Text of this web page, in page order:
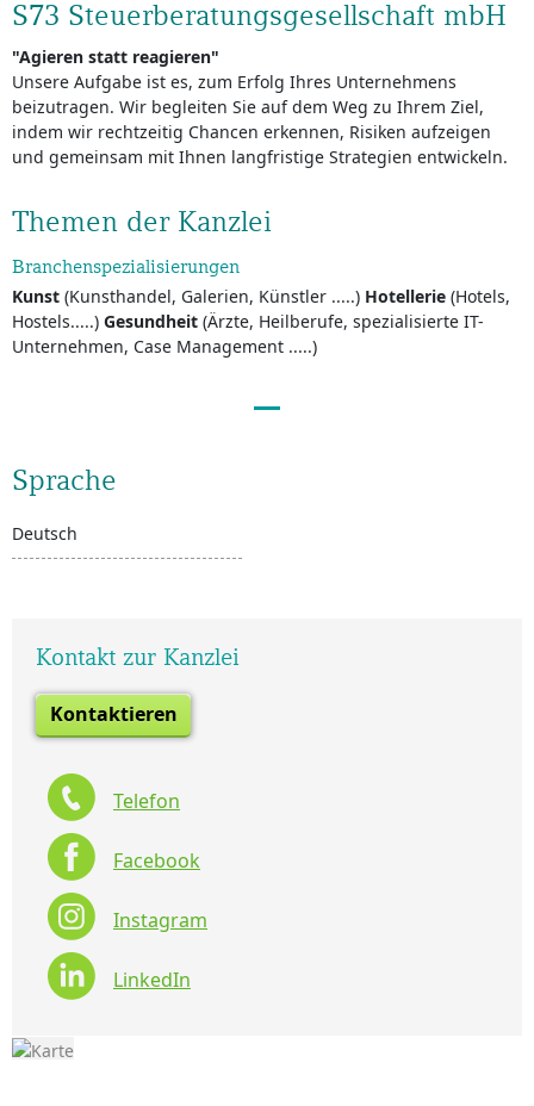
S73 Steuerberatungsgesellschaft mbH
"Agieren statt reagieren"
Unsere Aufgabe ist es, zum Erfolg Ihres Unternehmens
beizutragen. Wir begleiten Sie auf dem Weg zu Ihrem Ziel,
indem wir rechtzeitig Chancen erkennen, Risiken aufzeigen
und gemeinsam mit Ihnen langfristige Strategien entwickeln.
Themen der Kanzlei
Branchenspezialisierungen
Kunst (Kunsthandel, Galerien, Künstler .....) Hotellerie (Hotels,
Hostels.....) Gesundheit (Ärzte, Heilberufe, spezialisierte IT-
Unternehmen, Case Management .....)
Sprache
Deutsch
Kontakt zur Kanzlei
Kontaktieren
Telefon
Facebook
Instagram
LinkedIn